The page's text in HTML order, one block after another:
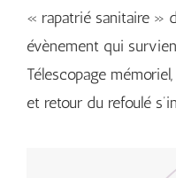
« rapatrié sanitaire »
évènement qui
Télescopage
et retour du refoulé